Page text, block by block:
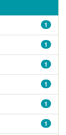
1
1
1
1
1
1